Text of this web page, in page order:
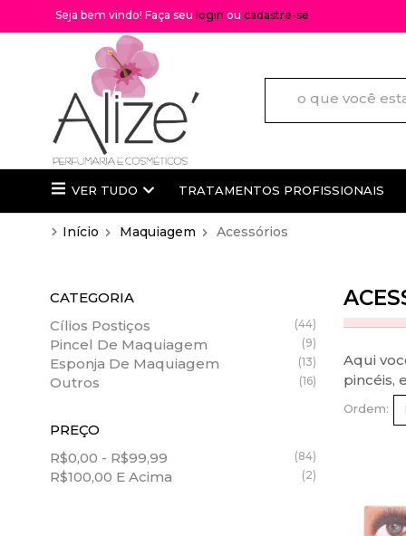
Seja bem vindo! Faça seu login ou cadastre-se
VER TUDO
Difusores de ambiente
Cuidados com os Lábios
Químicas
Lançamentos
Maquiagem
Cuidados com a pele
TRATAMENTOS PROFISSIONAIS
TRATAMENTOS
Truss
Braé
Início
/ Maquiagem
/ Acessórios
CATEGORIA
Cílios Postiços
(44)
Pincel De Maquiagem (9)
Esponja De Maquiagem (13)
Outros (16)
PREÇO
R$0,00 - R$99,99 (84)
R$100,00 E Acima (2)
Aqui
pincéis,
Ordem